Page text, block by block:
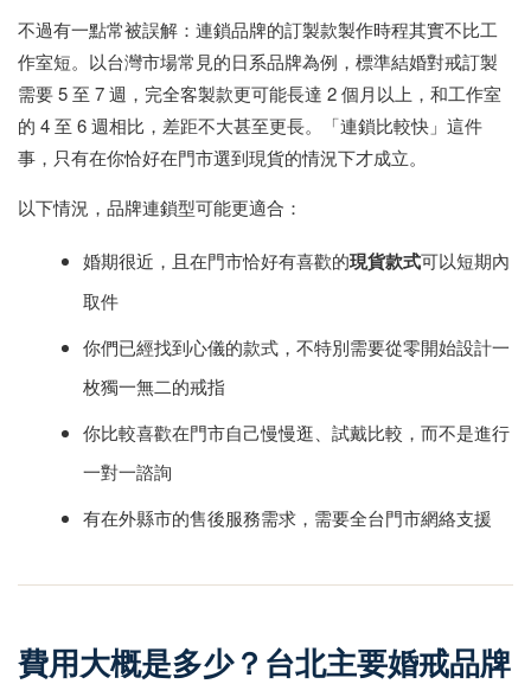
不過有一點常被誤解：連鎖品牌的訂製款製作時程其實不比工
作室短。以台灣市場常見的日系品牌為例，標準結婚對戒訂製
需要 5 至 7 週，完全客製款更可能長達 2 個月以上，和工作室
的 4 至 6 週相比，差距不大甚至更長。「連鎖比較快」這件
事，只有在你恰好在門市選到現貨的情況下才成立。
以下情況，品牌連鎖型可能更適合：
婚期很近，且在門市恰好有喜歡的現貨款式可以短期內
取件
你們已經找到心儀的款式，不特別需要從零開始設計一
枚獨一無二的戒指
你比較喜歡在門市自己慢慢逛、試戴比較，而不是進行
一對一諮詢
有在外縣市的售後服務需求，需要全台門市網絡支援
費用大概是多少？台北主要婚戒品牌